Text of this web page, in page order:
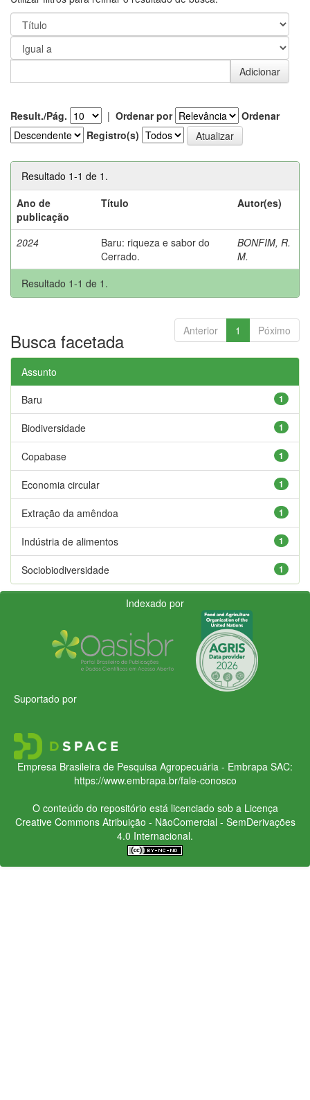
Result./Pág. | Ordenar por
Ordenar
Registro(s)
Resultado 1-1 de 1.
Ano de
publicação
Título Autor(es)
2024
Baru: riqueza e sabor do
Cerrado.
BONFIM, R.
M.
Resultado 1-1 de 1.
Anterior 1 Póximo
Busca facetada
Assunto
1
Baru
1
Biodiversidade
1
Copabase
1
Economia circular
1
Extração da amêndoa
1
Indústria de alimentos
1
Sociobiodiversidade
Indexado por
Suportado por
Empresa Brasileira de Pesquisa Agropecuária - Embrapa SAC:
https://www.embrapa.br/fale-conosco
O conteúdo do repositório está licenciado sob a Licença
Creative CommonsAtribuição - NãoComercial - SemDerivações
4.0 Internacional.